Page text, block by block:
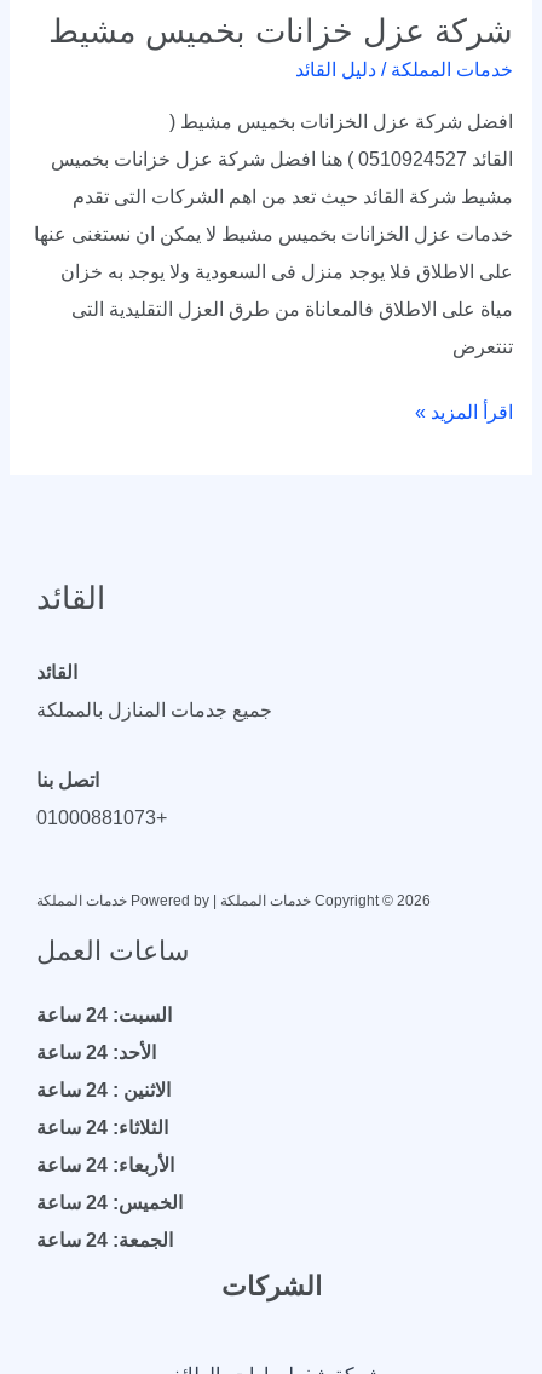
شركة عزل خزانات بخميس مشيط
خدمات المملكة / دليل القائد
افضل شركة عزل الخزانات بخميس مشيط (
القائد 0510924527 ) هنا افضل شركة عزل خزانات بخميس
مشيط شركة القائد حيث تعد من اهم الشركات التى تقدم
خدمات عزل الخزانات بخميس مشيط لا يمكن ان نستغنى عنها
على الاطلاق فلا يوجد منزل فى السعودية ولا يوجد به خزان
مياة على الاطلاق فالمعاناة من طرق العزل التقليدية التى
تنتعرض
شركة
عزل
اقرأ المزيد »
القائد
القائد
جميع جدمات المنازل بالمملكة
اتصل بنا
+01000881073
Copyright © 2026 خدمات المملكة | Powered by خدمات المملكة
ساعات العمل
السبت: 24 ساعة
الأحد: 24 ساعة
الاثنين : 24 ساعة
الثلاثاء: 24 ساعة
الأربعاء: 24 ساعة
الخميس: 24 ساعة
الجمعة: 24 ساعة
الشركات